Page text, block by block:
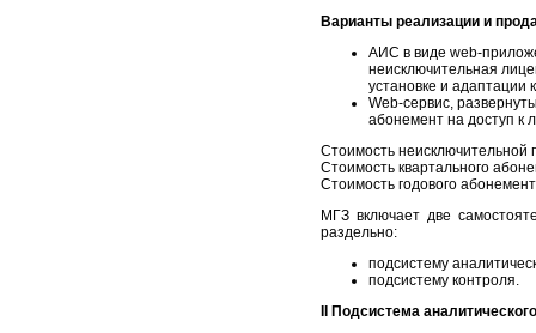
Варианты реализации и
АИС в виде web-
неисключительная
установке и адаптации
Web-сервис,
абонемент на доступ к
Стоимость неисключительной
Стоимость квартального
Стоимость годового
МГЗ включает две
раздельно:
подсистему
подсистему контроля.
II Подсистема